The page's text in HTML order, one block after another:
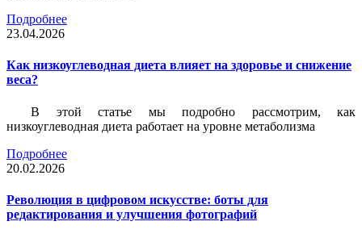
Подробнее
23.04.2026
Как низкоуглеводная диета влияет на здоровье и снижение
веса?
В этой статье мы подробно рассмотрим, как
низкоуглеводная диета работает на уровне метаболизма
Подробнее
20.02.2026
Революция в цифровом искусстве: боты для
редактирования и улучшения фотографий